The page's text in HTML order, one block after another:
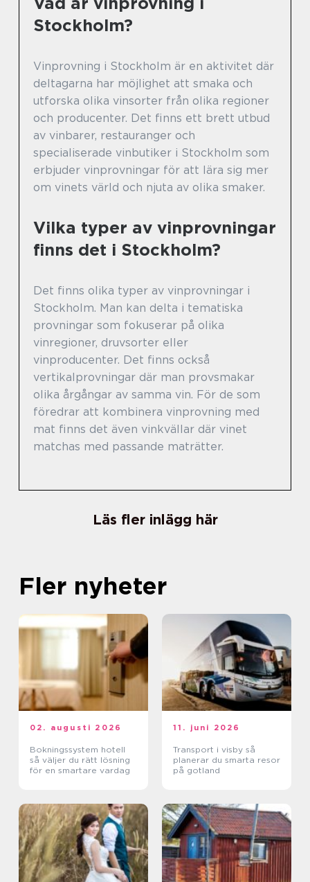
Stockholm?
Vinprovning i Stockholm är en aktivitet där
deltagarna har möjlighet att smaka och
utforska olika vinsorter från olika regioner
och producenter. Det finns ett brett utbud
av vinbarer, restauranger och
specialiserade vinbutiker i Stockholm som
erbjuder vinprovningar för att lära sig mer
om vinets värld och njuta av olika smaker.
Vilka typer av vinprovningar
finns det i Stockholm?
Det finns olika typer av vinprovningar i
Stockholm. Man kan delta i tematiska
provningar som fokuserar på olika
vinregioner, druvsorter eller
vinproducenter. Det finns också
vertikalprovningar där man provsmakar
olika årgångar av samma vin. För de som
föredrar att kombinera vinprovning med
mat finns det även vinkvällar där vinet
matchas med passande maträtter.
Läs fler inlägg här
Fler nyheter
02. augusti 2026
Bokningssystem hotell
så väljer du rätt lösning
för en smartare vardag
11. juni 2026
Transport i visby så
planerar du smarta resor
på gotland